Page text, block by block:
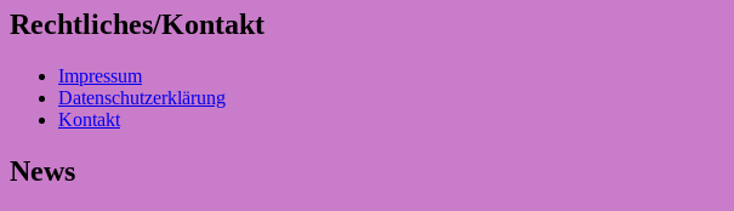
Rechtliches/Kontakt
Impressum
Datenschutzerklärung
Kontakt
News